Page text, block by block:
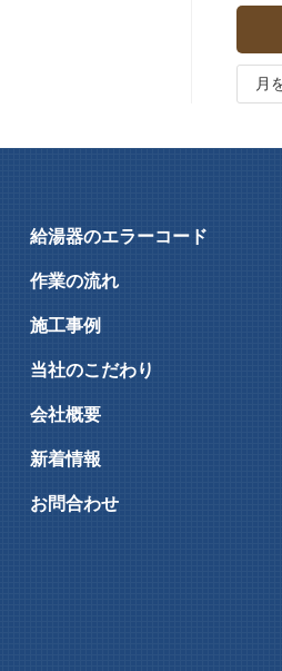
給湯器のエラーコード
作業の流れ
施工事例
当社のこだわり
会社概要
新着情報
お問合わせ